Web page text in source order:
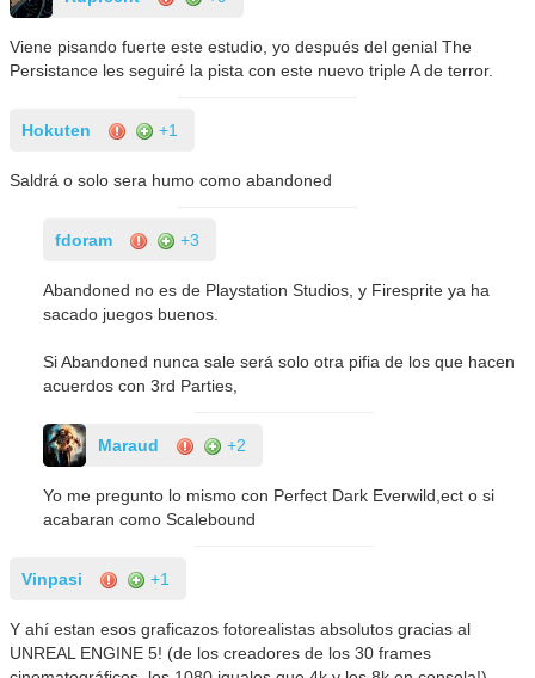
Viene pisando fuerte este estudio, yo después del genial The
Persistance les seguiré la pista con este nuevo triple A de terror.
Hokuten +1
Saldrá o solo sera humo como abandoned
fdoram +3
Abandoned no es de Playstation Studios, y Firesprite ya ha
sacado juegos buenos.
Si Abandoned nunca sale será solo otra pifia de los que hacen
acuerdos con 3rd Parties,
Maraud +2
Yo me pregunto lo mismo con Perfect Dark Everwild,ect o si
acabaran como Scalebound
Vinpasi +1
Y ahí estan esos graficazos fotorealistas absolutos gracias al
UNREAL ENGINE 5! (de los creadores de los 30 frames